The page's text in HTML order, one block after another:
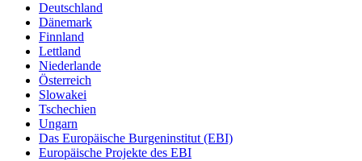
Deutschland
Dänemark
Finnland
Lettland
Niederlande
Österreich
Slowakei
Tschechien
Ungarn
Das Europäische Burgeninstitut (EBI)
Europäische Projekte des EBI